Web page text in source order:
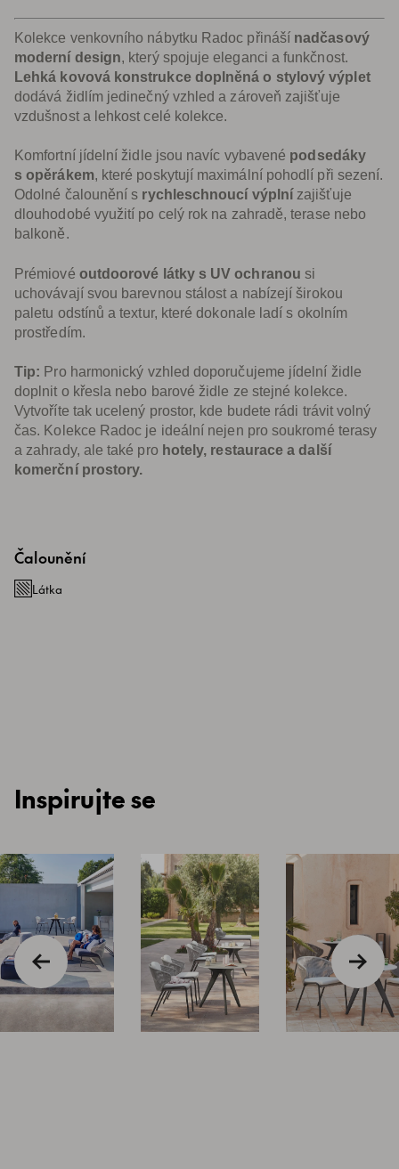
Kolekce venkovního nábytku Radoc přináší nadčasový
moderní design, který spojuje eleganci a funkčnost.
Lehká kovová konstrukce doplněná o stylový výplet
dodává židlím jedinečný vzhled a zároveň zajišťuje
vzdušnost a lehkost celé kolekce.
Komfortní jídelní židle jsou navíc vybavené podsedáky
s opěrákem, které poskytují maximální pohodlí při sezení.
Odolné čalounění s rychleschnoucí výplní zajišťuje
dlouhodobé využití po celý rok na zahradě, terase nebo
balkoně.
Prémiové outdoorové látky s UV ochranou si
uchovávají svou barevnou stálost a nabízejí širokou
paletu odstínů a textur, které dokonale ladí s okolním
prostředím.
Tip: Pro harmonický vzhled doporučujeme jídelní židle
doplnit o křesla nebo barové židle ze stejné kolekce.
Vytvoříte tak ucelený prostor, kde budete rádi trávit volný
čas. Kolekce Radoc je ideální nejen pro soukromé terasy
a zahrady, ale také pro hotely, restaurace a další
komerční prostory.
Čalounění
Látka
Inspirujte se